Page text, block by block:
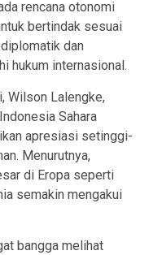
rencana otonomi
bertindak sesuai
dan
hukum internasional.
Wilson Lalengke,
Sahara
apresiasi setinggi-
Menurutnya,
di Eropa seperti
semakin mengakui
bangga melihat